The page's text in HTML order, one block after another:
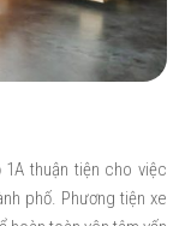
thuận tiện cho việc
phố. Phương tiện xe